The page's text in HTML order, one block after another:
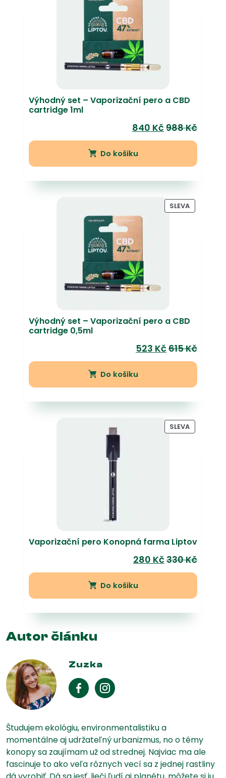
Výhodný set – Vaporizační pero a CBD
cartridge 1ml
840 Kč 988Kč
Do košíku
SLEVAPRODUKT
NA
Výhodný set – Vaporizační pero a CBD
cartridge 0,5ml
523 Kč 615Kč
Do košíku
SLEVAPRODUKT
NA
Vaporizační pero Konopná farma Liptov
280 Kč 330Kč
Do košíku
Autor článku
Zuzka
Študujem ekológiu, environmentalistiku a
momentálne aj udržateľný urbanizmus, no o témy
konopy sa zaujímam už od strednej. Najviac ma ale
fascinuje to ako veľa rôznych vecí sa z jednej rastliny